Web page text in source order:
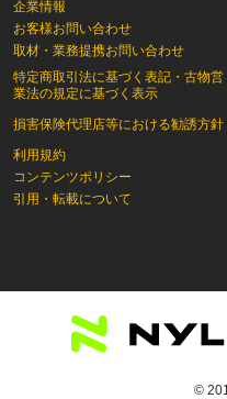
企業情報
お客様お問い合わせ
取材・業務提携お問い合わせ
特定商取引法に基づく表記・古物営
業法の規定に基づく表示
損害保険代理店等における勧誘方針
利用規約
コンテンツポリシー
引用・転載について
©